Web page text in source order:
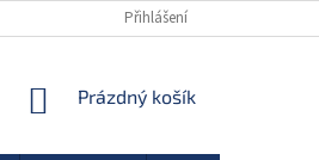
Přihlášení
NÁKUPNÍ
Prázdný košík